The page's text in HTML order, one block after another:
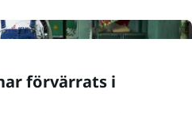
förvärrats i